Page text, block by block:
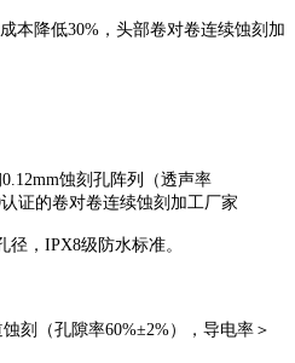
本降低30%，头部卷对卷连续蚀刻加
蚀刻孔阵列（透声率
证的卷对卷连续蚀刻加工厂家
径，IPX8级防水标准。
刻（孔隙率60%±2%），导电率＞